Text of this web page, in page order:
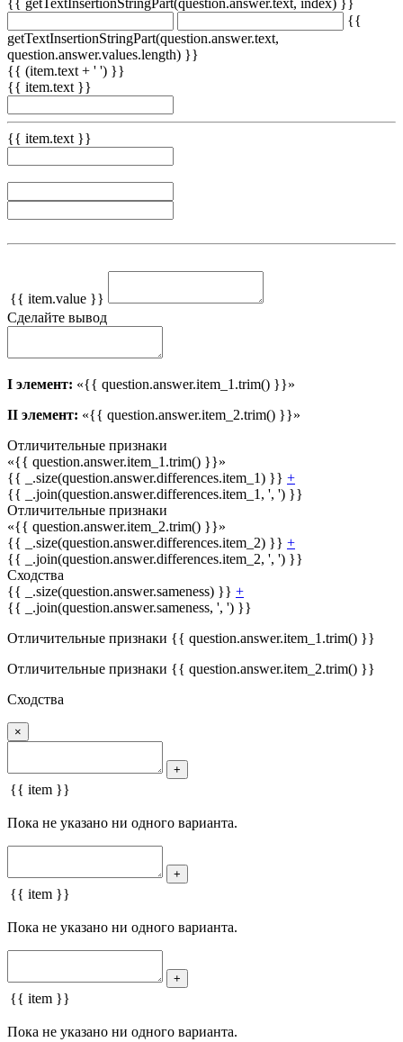
{{ getTextInsertionStringPart(question.answer.text, index) }}
{{
getTextInsertionStringPart(question.answer.text,
question.answer.values.length) }}
{{ (item.text + ' ') }}
{{ item.text }}
{{ item.text }}
{{ item.value }}
Сделайте вывод
I элемент: «{{ question.answer.item_1.trim() }}»
II элемент: «{{ question.answer.item_2.trim() }}»
Отличительные признаки
«{{ question.answer.item_1.trim() }}»
{{ _.size(question.answer.differences.item_1) }} +
{{ _.join(question.answer.differences.item_1, ', ') }}
Отличительные признаки
«{{ question.answer.item_2.trim() }}»
{{ _.size(question.answer.differences.item_2) }} +
{{ _.join(question.answer.differences.item_2, ', ') }}
Сходства
{{ _.size(question.answer.sameness) }} +
{{ _.join(question.answer.sameness, ', ') }}
Отличительные признаки {{ question.answer.item_1.trim() }}
Отличительные признаки {{ question.answer.item_2.trim() }}
Сходства
×
+
{{ item }}
Пока не указано ни одного варианта.
+
{{ item }}
Пока не указано ни одного варианта.
+
{{ item }}
Пока не указано ни одного варианта.